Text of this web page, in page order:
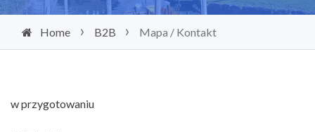
Home B2B Mapa / Kontakt
w przygotowaniu